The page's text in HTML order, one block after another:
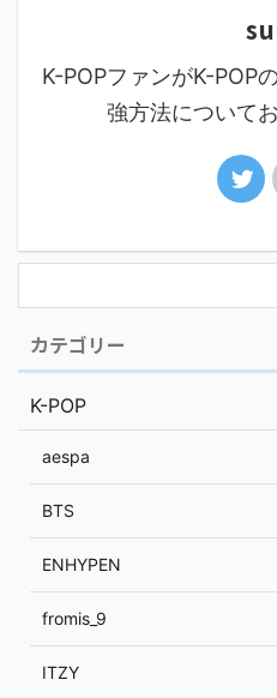
K-POPファンがK-POP
強方法について
カテゴリー
K-POP
aespa
BTS
ENHYPEN
fromis_9
ITZY